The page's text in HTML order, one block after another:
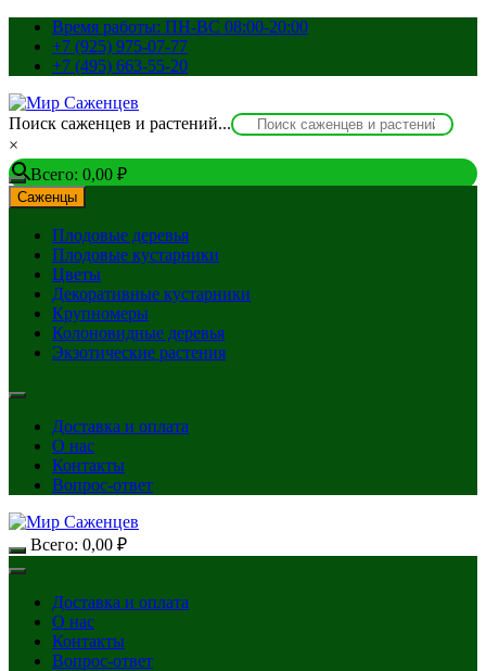
Перейти
содержимому
Время работы: ПН-ВС 08:00-20:00
+7 (925) 975-07-77
+7 (495) 663-55-20
Поиск саженцев и растений...
×
Всего: 0,00 ₽
Саженцы
Плодовые деревья
Плодовые кустарники
Цветы
Декоративные кустарники
Крупномеры
Колоновидные деревья
Экзотические растения
Доставка и оплата
О нас
Контакты
Вопрос-ответ
Всего: 0,00 ₽
Доставка и оплата
О нас
Контакты
Вопрос-ответ